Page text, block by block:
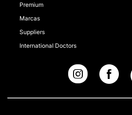
Premium
Marcas
Suppliers
International Doctors